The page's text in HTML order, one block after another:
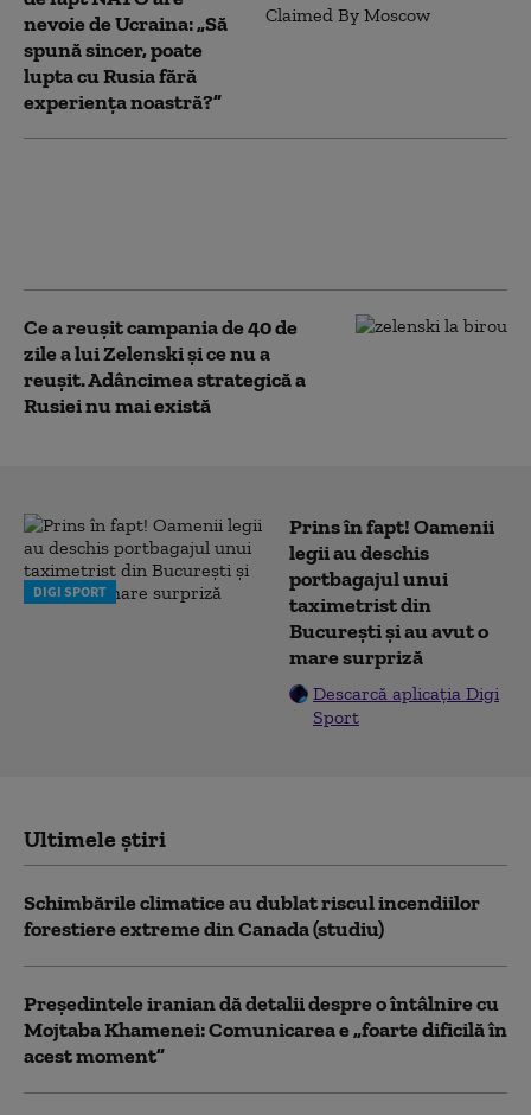
nevoie de Ucraina: „Să
spună sincer, poate
lupta cu Rusia fără
experiența noastră?”
Ce a reușit campania de 40 de
zile a lui Zelenski și ce nu a
reușit. Adâncimea strategică a
Rusiei nu mai există
DIGI SPORT
Prins în fapt! Oamenii
legii au deschis
portbagajul unui
taximetrist din
București și au avut o
mare surpriză
Descarcă aplicația Digi
Sport
Ultimele știri
Schimbările climatice au dublat riscul incendiilor
forestiere extreme din Canada (studiu)
Preşedintele iranian dă detalii despre o întâlnire cu
Mojtaba Khamenei: Comunicarea e „foarte dificilă în
acest moment”